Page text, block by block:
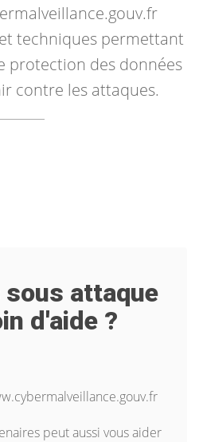
techniques permettant
protection des données
contre les attaques.
attaque
d'aide ?
peut aussi vous aider